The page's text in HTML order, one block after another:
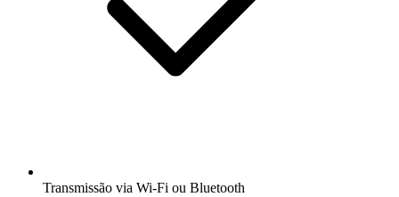
Transmissão via Wi-Fi ou Bluetooth